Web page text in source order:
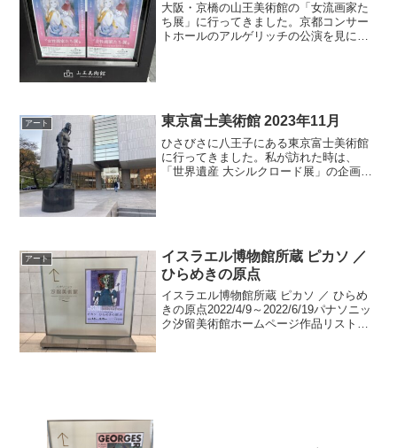
大阪・京橋の山王美術館の「女流画家た
ち展」に行ってきました。京都コンサー
トホールのアルゲリッチの公演を見に行
アート 東京富士美術館 2023年11月
ひさびさに八王子にある東京富士美術館
に行ってきました。私が訪れた時は、
「世界遺産 大シルクロード展」の企画展
アート
イスラエル博物館所蔵 ピカソ ／
ひらめきの原点
イスラエル博物館所蔵 ピカソ ／ ひらめ
きの原点2022/4/9～2022/6/19パナソニッ
ク汐留美術館ホームページ作品リスト